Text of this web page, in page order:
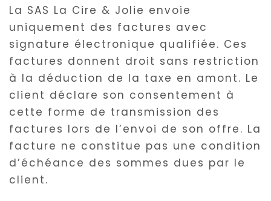
La SAS La Cire & Jolie envoie
uniquement des factures avec
signature électronique qualifiée. Ces
factures donnent droit sans restriction
à la déduction de la taxe en amont. Le
client déclare son consentement à
cette forme de transmission des
factures lors de l’envoi de son offre. La
facture ne constitue pas une condition
d’échéance des sommes dues par le
client.